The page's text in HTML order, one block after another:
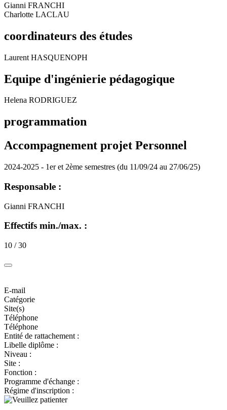
Gianni FRANCHI
Charlotte LACLAU
coordinateurs des études
Laurent HASQUENOPH
Equipe d'ingénierie pédagogique
Helena RODRIGUEZ
programmation
Accompagnement projet Personnel
2024-2025 - 1er et 2ème semestres (du 11/09/24 au 27/06/25)
Responsable :
Gianni FRANCHI
Effectifs min./max. :
10 / 30
E-mail
Catégorie
Site(s)
Téléphone
Téléphone
Entité de rattachement :
Libelle diplôme :
Niveau :
Site :
Fonction :
Programme d'échange :
Régime d'inscription :